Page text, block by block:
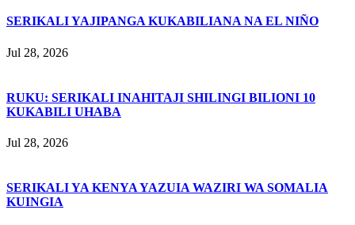
SERIKALI YAJIPANGA KUKABILIANA NA EL NIÑO
Jul 28, 2026
RUKU: SERIKALI INAHITAJI SHILINGI BILIONI 10
KUKABILI UHABA
Jul 28, 2026
SERIKALI YA KENYA YAZUIA WAZIRI WA SOMALIA
KUINGIA